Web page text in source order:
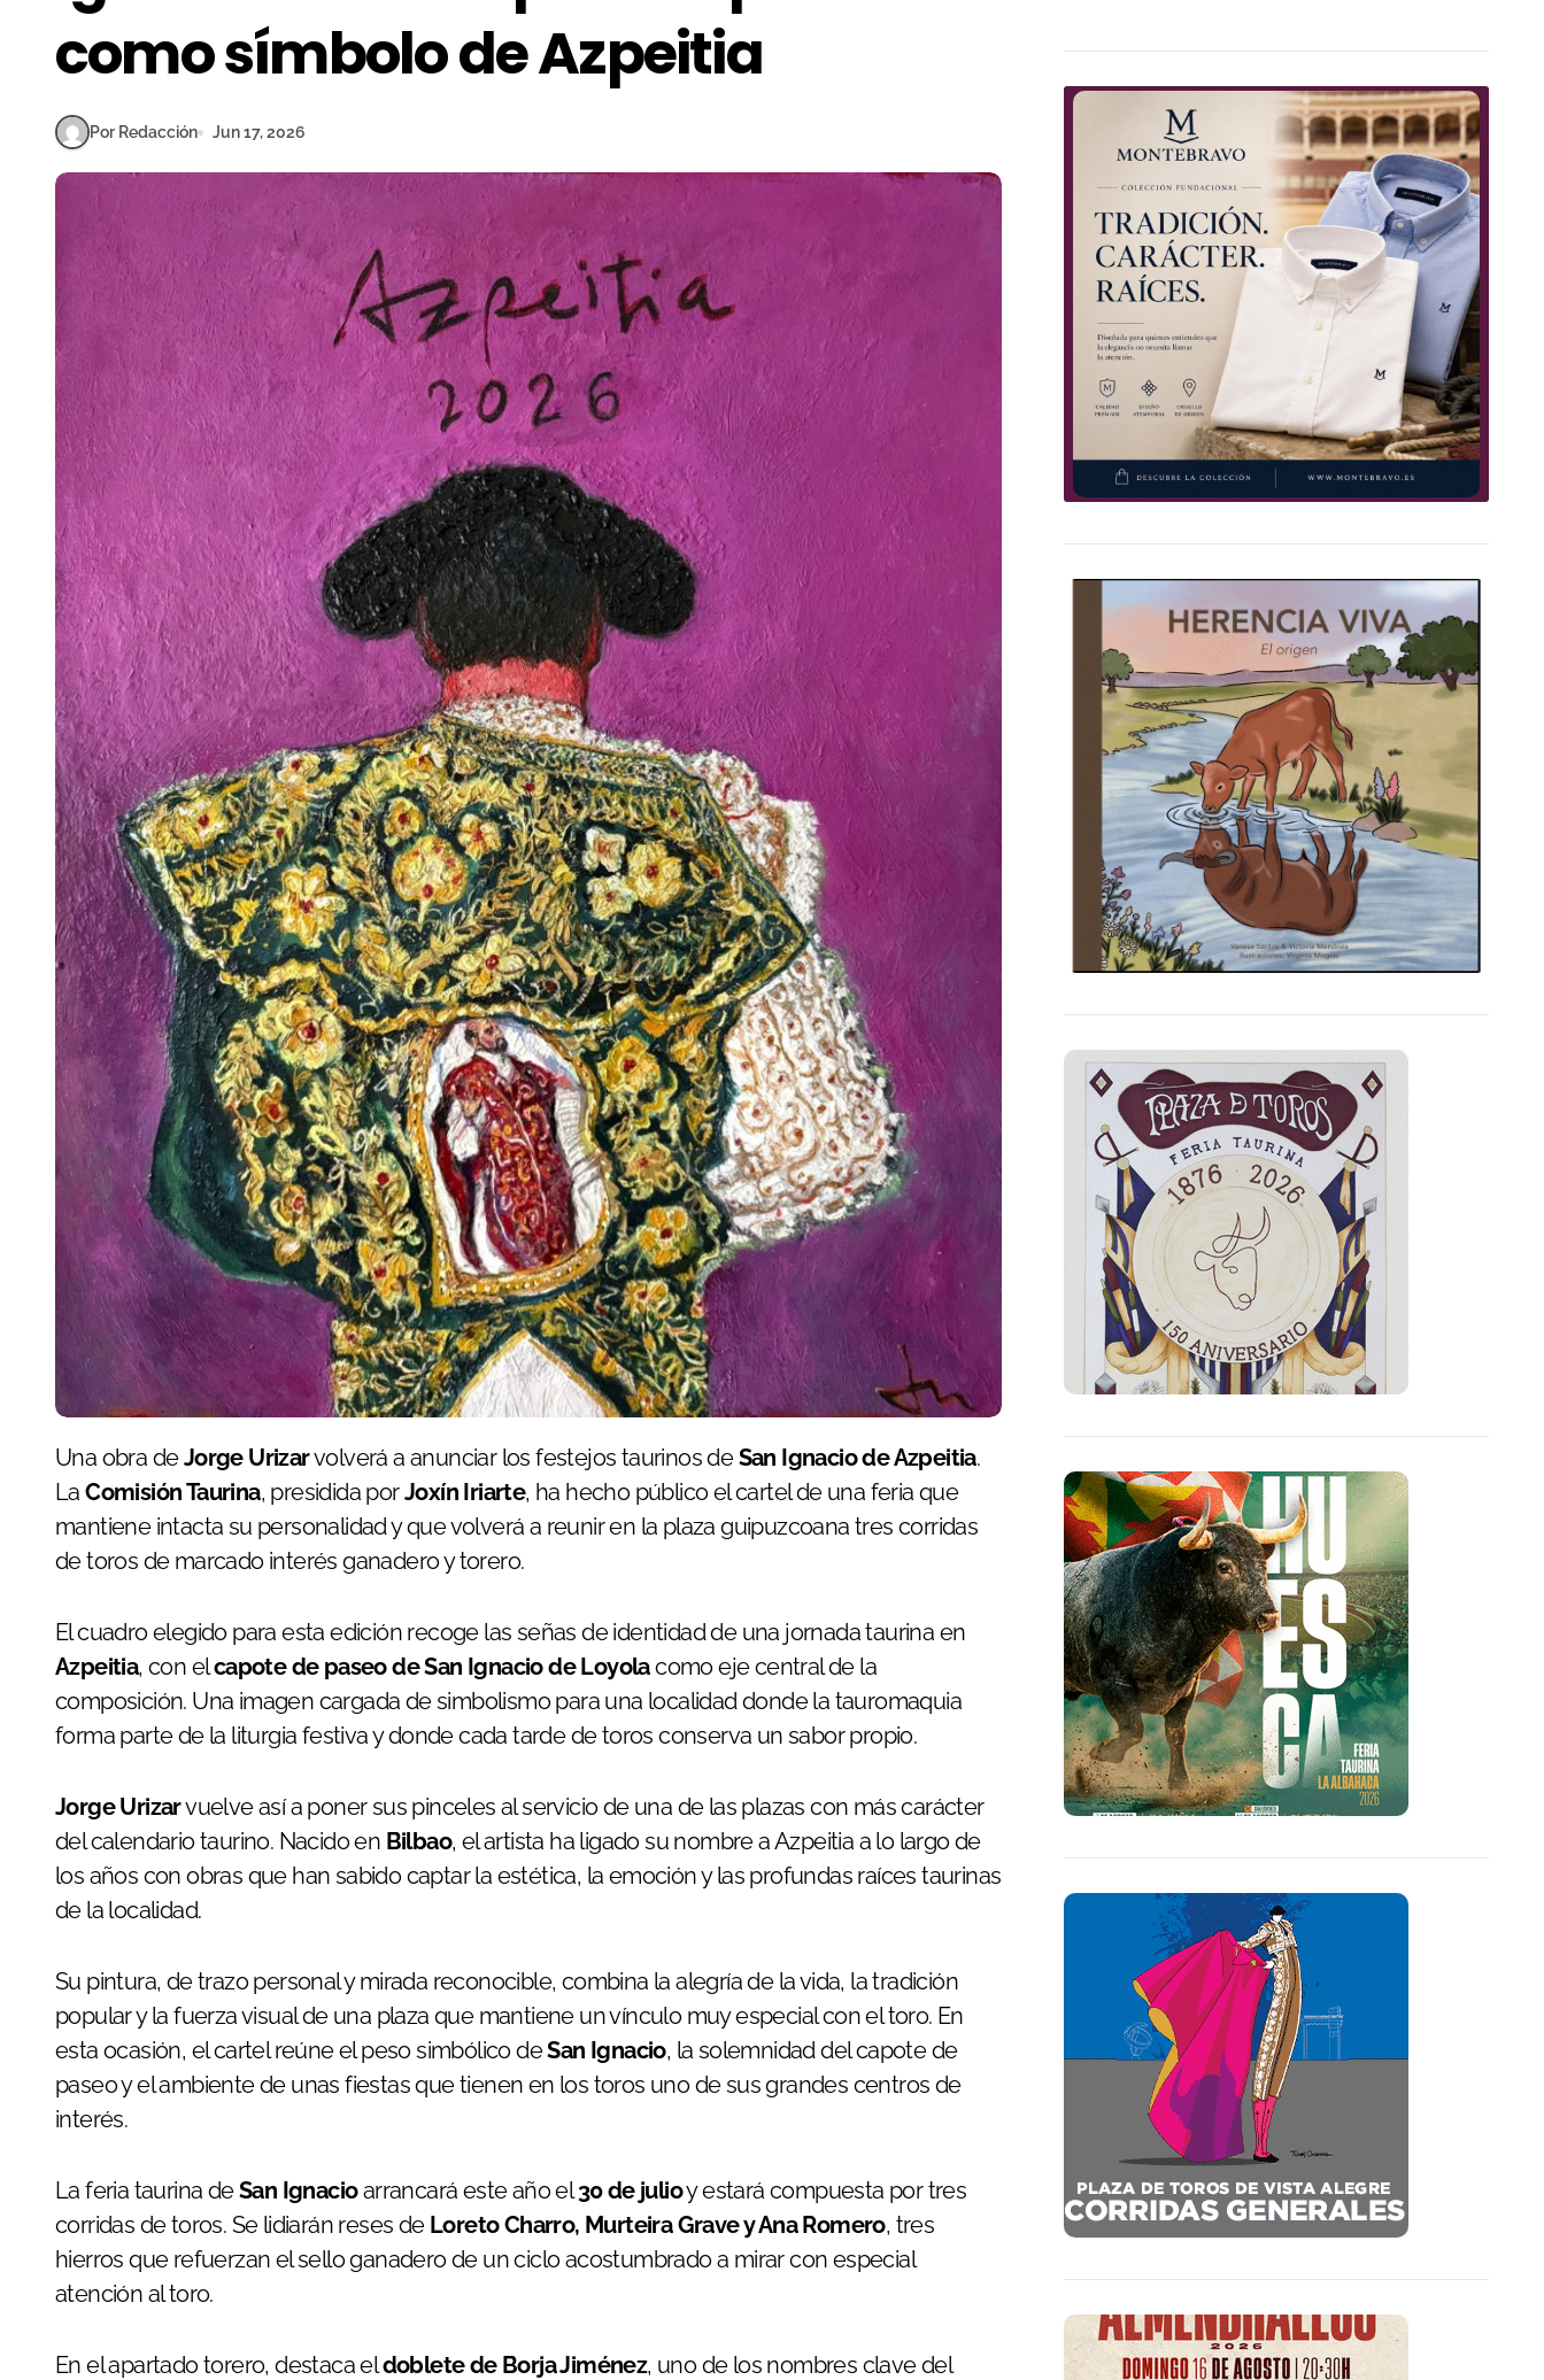
como símbolo de Azpeitia
Por Redacción Jun 17, 2026
Una obra deJorge Urizarvolverá a anunciar los festejos taurinos deSan Ignacio de Azpeitia.
LaComisión Taurina, presidida porJoxín Iriarte, ha hecho público el cartel de una feria que
mantiene intacta su personalidad y que volverá a reunir en la plaza guipuzcoana tres corridas
de toros de marcado interés ganadero y torero.
El cuadro elegido para esta edición recoge las señas de identidad de una jornada taurina en
Azpeitia, con elcapote de paseo de San Ignacio de Loyolacomo eje central de la
composición. Una imagen cargada de simbolismo para una localidad donde la tauromaquia
forma parte de la liturgia festiva y donde cada tarde de toros conserva un sabor propio.
Jorge Urizarvuelve así a poner sus pinceles al servicio de una de las plazas con más carácter
del calendario taurino. Nacido en Bilbao, el artista ha ligado su nombre a Azpeitia a lo largo de
los años con obras que han sabido captar la estética, la emoción y las profundas raíces taurinas
de la localidad.
Su pintura, de trazo personal y mirada reconocible, combina la alegría de la vida, la tradición
popular y la fuerza visual de una plaza que mantiene un vínculo muy especial con el toro. En
esta ocasión, el cartel reúne el peso simbólico deSan Ignacio, la solemnidad del capote de
paseo y el ambiente de unas fiestas que tienen en los toros uno de sus grandes centros de
interés.
La feria taurina deSan Ignacioarrancará este año el30 de julioy estará compuesta por tres
corridas de toros. Se lidiarán reses de Loreto Charro, Murteira Grave y Ana Romero, tres
hierros que refuerzan el sello ganadero de un ciclo acostumbrado a mirar con especial
atención al toro.
En el apartado torero, destaca eldoblete de Borja Jiménez, uno de los nombres clave del